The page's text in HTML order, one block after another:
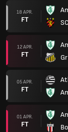
18 APR.
FT
12 APR.
FT
05 APR.
FT
01 APR.
FT